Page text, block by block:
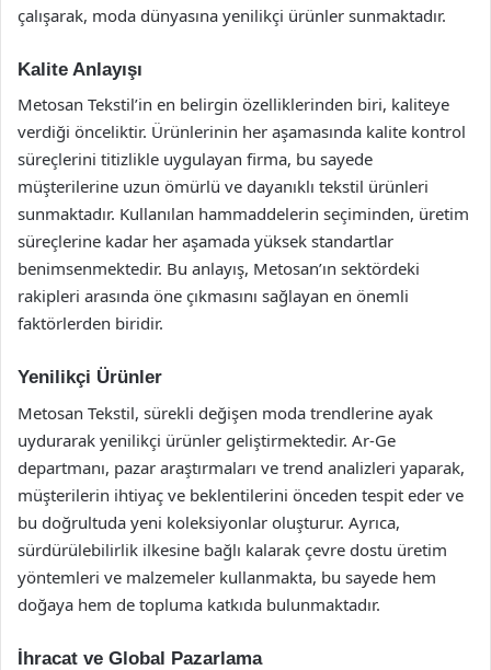
çalışarak, moda dünyasına yenilikçi ürünler sunmaktadır.
Kalite Anlayışı
Metosan Tekstil’in en belirgin özelliklerinden biri, kaliteye
verdiği önceliktir. Ürünlerinin her aşamasında kalite kontrol
süreçlerini titizlikle uygulayan firma, bu sayede
müşterilerine uzun ömürlü ve dayanıklı tekstil ürünleri
sunmaktadır. Kullanılan hammaddelerin seçiminden, üretim
süreçlerine kadar her aşamada yüksek standartlar
benimsenmektedir. Bu anlayış, Metosan’ın sektördeki
rakipleri arasında öne çıkmasını sağlayan en önemli
faktörlerden biridir.
Yenilikçi Ürünler
Metosan Tekstil, sürekli değişen moda trendlerine ayak
uydurarak yenilikçi ürünler geliştirmektedir. Ar-Ge
departmanı, pazar araştırmaları ve trend analizleri yaparak,
müşterilerin ihtiyaç ve beklentilerini önceden tespit eder ve
bu doğrultuda yeni koleksiyonlar oluşturur. Ayrıca,
sürdürülebilirlik ilkesine bağlı kalarak çevre dostu üretim
yöntemleri ve malzemeler kullanmakta, bu sayede hem
doğaya hem de topluma katkıda bulunmaktadır.
İhracat ve Global Pazarlama